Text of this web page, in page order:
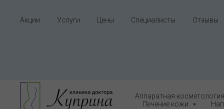
Акции Услуги Цены Специалисты Отзывы
Аппаратная
Лечение кожи